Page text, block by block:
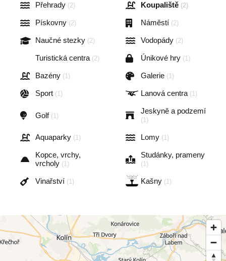
Přehrady (2) Koupaliště (2)
Pískovny (2) Náměstí (2)
Naučné stezky (2) Vodopády (2)
Turistická centra (2) Únikové hry (1)
Bazény (1) Galerie (1)
Sport (1) Lanová centra (1)
Golf (1)
Jeskyně a podzemí
(1)
Aquaparky (1) Lomy (1)
Kopce, vrchy,
vrcholy (1)
Studánky, prameny
(1)
Vinařství (1) Kašny (1)